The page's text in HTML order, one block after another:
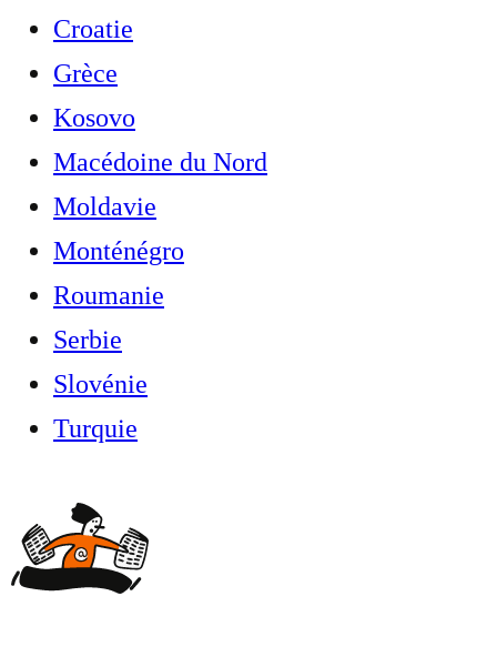
Croatie
Grèce
Kosovo
Macédoine du Nord
Moldavie
Monténégro
Roumanie
Serbie
Slovénie
Turquie